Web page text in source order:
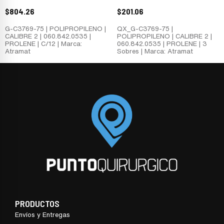
$804.26
G-C3769-75 | POLIPROPILENO |
CALIBRE 2 | 060.842.0535 |
PROLENE | C/12 | Marca:
Atramat
$201.06
QX_G-C3769-75 |
POLIPROPILENO | CALIBRE 2 |
060.842.0535 | PROLENE | 3
Sobres | Marca: Atramat
PRODUCTOS
Envíos y Entregas